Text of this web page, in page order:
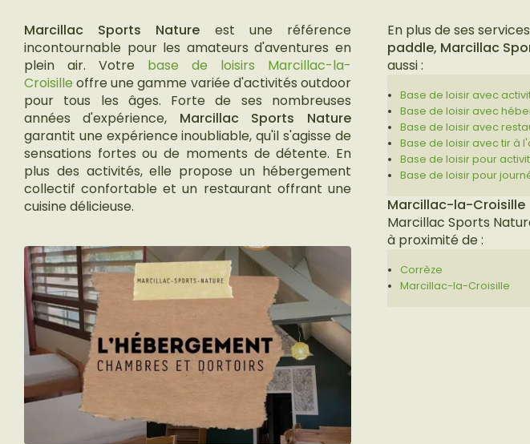
Marcillac Sports Nature est une référence
incontournable pour les amateurs d'aventures en
plein air. Votre base de loisirs Marcillac-la-
Croisille offre une gamme variée d'activités outdoor
pour tous les âges. Forte de ses nombreuses
années d'expérience, Marcillac Sports Nature
garantit une expérience inoubliable, qu'il s'agisse de
sensations fortes ou de moments de détente. En
plus des activités, elle propose un hébergement
collectif confortable et un restaurant offrant une
cuisine délicieuse.
En plus de ses
paddle, Marcillac
aussi :
Base de loisir avec
Base de loisir avec
Base de loisir avec
Base de loisir avec tir à
Base de loisir pour
Base de loisir pour
Marcillac-la-Croisille
Marcillac Sports
à proximité de :
Corrèze
Marcillac-la-Croisille